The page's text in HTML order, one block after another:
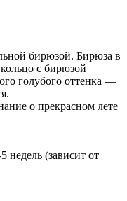
бирюзой. Бирюза в
с бирюзой
голубого оттенка —
о прекрасном лете
(зависит от